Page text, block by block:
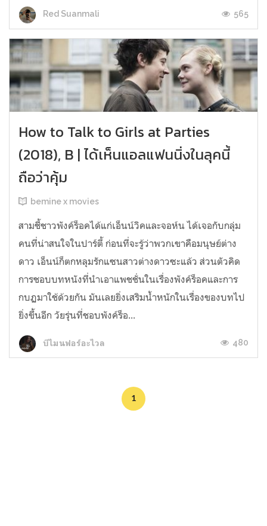
Red Suanmali 565
How to Talk to Girls at Parties
(2018), B | ได้เห็นแอลแฟนนิ่งในลุคนี้
ถือว่าคุ้ม
bemine x movies
สามชี้ชาวพังค์ร็อคได้แก่เอ็นน์วิคและจอห์น ได้เจอกับกลุ่ม
คนที่น่าสนใจในปาร์ตี้ ก่อนที่จะรู้ว่าพวกเขาคือมนุษย์ต่าง
ดาว เอ็นน์ก็ตกหลุมรักแซนสาวต่างดาวซะแล้ว ส่วนตัวคิด
การชอบบทหนังที่นำเอาแพชชั่นในเรื่องพังค์ร็อคและการ
กบฏมาใช้ด้วยกัน มันเลยยิ่งเสริมน้ำหนักในเรื่องของบทไป
ยิ่งขึ้นอีก วัยรุ่นที่ชอบพังค์ร็อ...
บีไมนฟอร์อะไวล 480
1